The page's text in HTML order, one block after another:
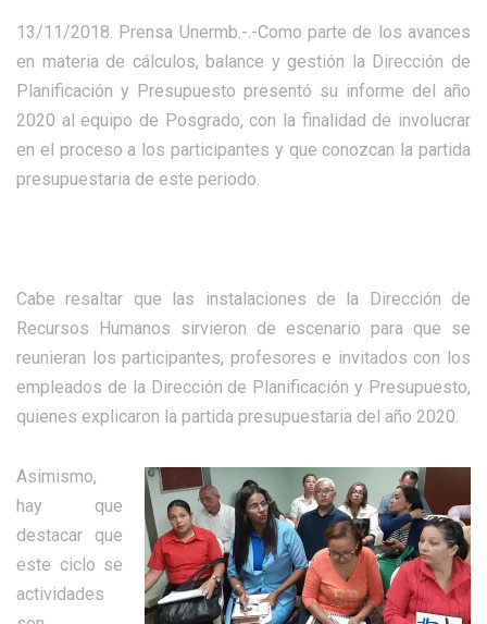
13/11/2018. Prensa Unermb.-.-Como parte de los avances
en materia de cálculos, balance y gestión la Dirección de
Planificación y Presupuesto presentó su informe del año
2020 al equipo de Posgrado, con la finalidad de involucrar
en el proceso a los participantes y que conozcan la partida
presupuestaria de este periodo.
Cabe resaltar que las instalaciones de la Dirección de
Recursos Humanos sirvieron de escenario para que se
reunieran los participantes, profesores e invitados con los
empleados de la Dirección de Planificación y Presupuesto,
quienes explicaron la partida presupuestaria del año 2020.
Asimismo,
hay que
destacar que
este ciclo se
actividades